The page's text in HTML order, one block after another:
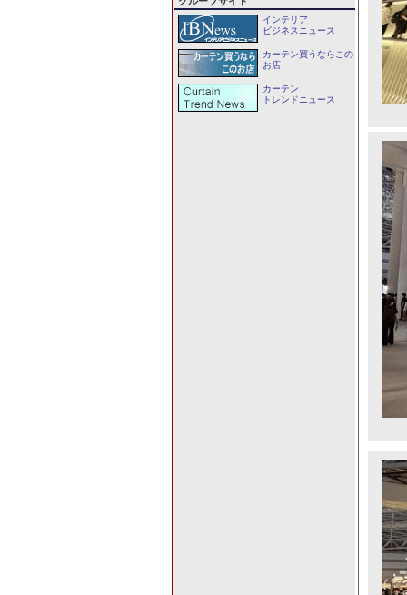
インテリア
ビジネスニュース
カーテン買うならこの
お店
カーテン
トレンドニュース